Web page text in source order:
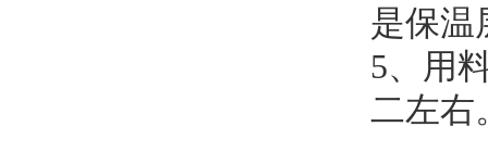
是保温
5、用
二左右